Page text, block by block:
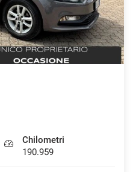
Chilometri
190.959